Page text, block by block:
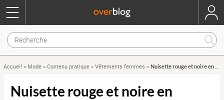
Accueil » Mode » Contenu pratique » Vêtements femmes » Nuisette rouge et noire en dentelle
Nuisette rouge et noire en